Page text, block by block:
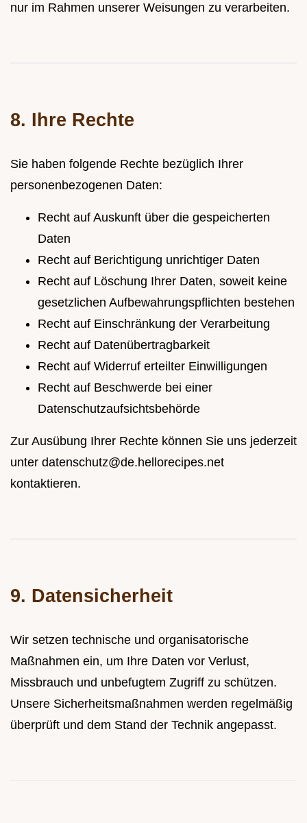
nur im Rahmen unserer Weisungen zu verarbeiten.
8. Ihre Rechte
Sie haben folgende Rechte bezüglich Ihrer
personenbezogenen Daten:
Recht auf Auskunft über die gespeicherten
Daten
Recht auf Berichtigung unrichtiger Daten
Recht auf Löschung Ihrer Daten, soweit keine
gesetzlichen Aufbewahrungspflichten bestehen
Recht auf Einschränkung der Verarbeitung
Recht auf Datenübertragbarkeit
Recht auf Widerruf erteilter Einwilligungen
Recht auf Beschwerde bei einer
Datenschutzaufsichtsbehörde
Zur Ausübung Ihrer Rechte können Sie uns jederzeit
unter datenschutz@de.hellorecipes.net
kontaktieren.
9. Datensicherheit
Wir setzen technische und organisatorische
Maßnahmen ein, um Ihre Daten vor Verlust,
Missbrauch und unbefugtem Zugriff zu schützen.
Unsere Sicherheitsmaßnahmen werden regelmäßig
überprüft und dem Stand der Technik angepasst.